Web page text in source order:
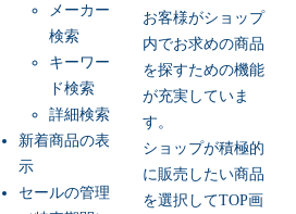
メーカー
検索
キーワー
ド検索
詳細検索
新着商品の表
示
セールの管理
お客様がショップ
内でお求めの商品
を探すための機能
が充実していま
す。
ショップが積極的
に販売したい商品
を選択してTOP画